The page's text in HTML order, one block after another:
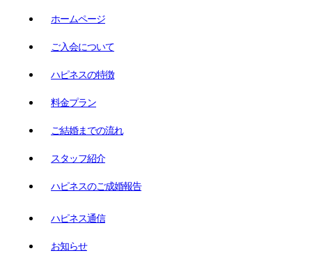
ホームページ
ご入会について
ハピネスの特徴
料金プラン
ご結婚までの流れ
スタッフ紹介
ハピネスのご成婚報告
ハピネス通信
お知らせ